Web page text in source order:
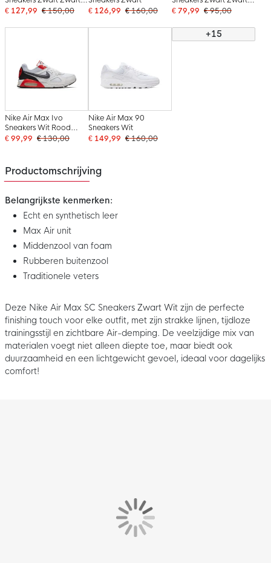
Wit
€ 127,99 € 150,00
€ 126,99 € 160,00
Wit
€ 79,99 € 95,00
Nike Air Max Ivo
Sneakers Wit Rood
Zwart
€ 99,99 € 130,00
Nike Air Max 90
Sneakers Wit
€ 149,99 € 160,00
+15
Productomschrijving
Belangrijkste kenmerken:
Echt en synthetisch leer
Max Air unit
Middenzool van foam
Rubberen buitenzool
Traditionele veters
Deze Nike Air Max SC Sneakers Zwart Wit zijn de perfecte
finishing touch voor elke outfit, met zijn strakke lijnen, tijdloze
trainingsstijl en zichtbare Air-demping. De veelzijdige mix van
materialen voegt niet alleen diepte toe, maar biedt ook
duurzaamheid en een lichtgewicht gevoel, ideaal voor dagelijks
comfort!